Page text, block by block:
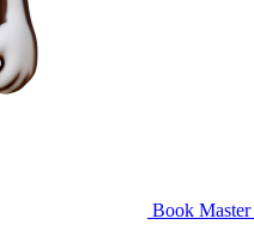
Book Master